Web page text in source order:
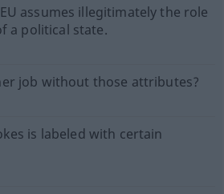
assumes illegitimately the role
a political state.
job without those attributes?
is labeled with certain